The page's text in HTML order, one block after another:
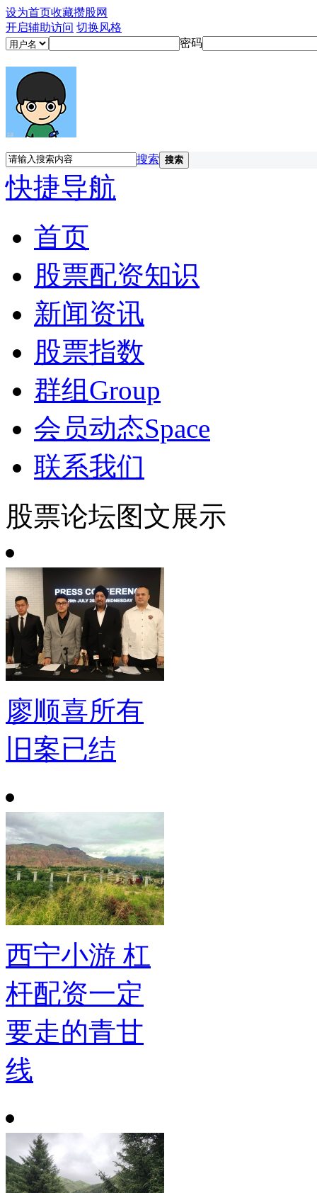
设为首页收藏攒股网
开启辅助访问 切换风格
密码
搜索 搜索
快捷导航
首页
股票配资知识
新闻资讯
股票指数
群组 Group
会员动态Space
联系我们
股票论坛图文展示
廖顺喜所有
旧案已结
西宁小游 杠
杆配资一定
要走的青甘
线